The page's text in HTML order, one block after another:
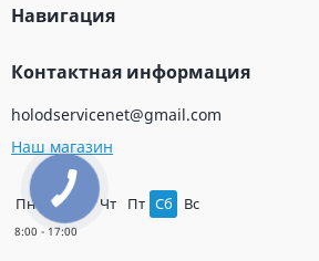
Навигация
Контактная информация
holodservicenet@gmail.com
Наш магазин
Пн Вт Чт Пт Сб Вс